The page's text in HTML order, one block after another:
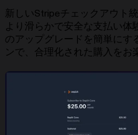
新しいStripeチェックアウト
より滑らかで安全な支払い体
のアップグレードを簡単にす
ンで、合理化された購入をお